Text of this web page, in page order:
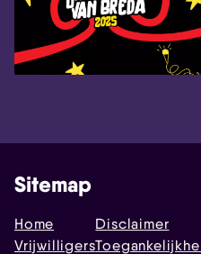
Sitemap
Home
Vrijwilligers
Disclaimer